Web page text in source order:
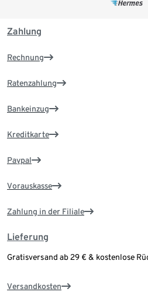
Zahlung
Rechnung
Ratenzahlung
Bankeinzug
Kreditkarte
Paypal
Vorauskasse
Zahlung in der Filiale
Lieferung
Gratisversand ab 29 € & kostenlose
Versandkosten